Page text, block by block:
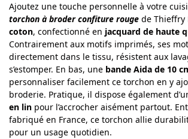
Ajoutez une touche personnelle à votre
torchon à broder confiture rouge de Thieffry
coton, confectionné en jacquard de haute
Contrairement aux motifs imprimés, ses
directement dans le tissu, résistent aux
s’estomper. En bas, une bande Aida de 10
personnaliser facilement ce torchon en y
broderie. Pratique, il dispose également
en lin pour l’accrocher aisément partout.
fabriqué en France, ce torchon allie
pour un usage quotidien.